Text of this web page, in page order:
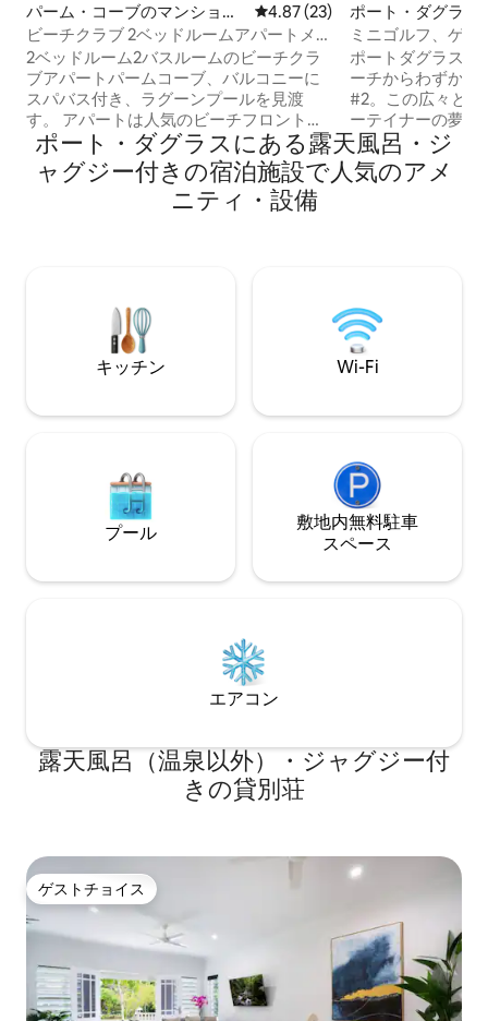
パーム・コーブのマンショ
ン・アパート
レビュー23件、5つ星中4.87つ
4.87 (23)
ビーチクラブ 2ベッドルームアパートメン
ト 3221 -2 パームコーブ
2ベッドルーム2バスルームのビーチクラ
ブアパートパームコーブ、バルコニーに
スパバス付き、ラグーンプールを見渡
す。 アパートは人気のビーチフロントリ
ゾートの1階にあり、スイムアップバーの
あるラグーンプールが見渡せます。 ゲス
トは、3つのプール、テニスコート、ジ
ム、デイスパ、バー、レストランなど、
り、朝のパドルでダブル島に行ったりで
いには多くのレストランがあり、朝食、
昼食、または夕食に最適です。また、ブ
ャラリーも訪れることができます。ここ
ン、ポートダグラス、ケープトリビュレ
ーション、デインツリー熱帯雨林を訪れ
てください。この理想的な目的地では、
ケアンズまたはポートダグラスから出発
日帰り旅行も可能です。この素晴らしい
ポート・ダグラス
ミニゴルフ、ゲ
ャグジーなど！
ポートダグラスの
ーチからわずか2
#2。この広々と
ーテイナーの夢で
ーンズランドメー
カウンター、フー
ド、卓球台、ミニ
リア。1日の終わ
クイーンズランド
でしょう。
ポート・ダグラスにある露天風呂・ジ
ャグジー付きの宿泊施設で人気のアメ
ニティ・設備
キッチン Wi-Fi
プール
敷地内無料駐⁠車
ス⁠ペ⁠ー⁠ス
エアコン
露天風呂（温泉以外）・ジャグジー付
きの貸別荘
ゲストチョイス
ゲストチョイス